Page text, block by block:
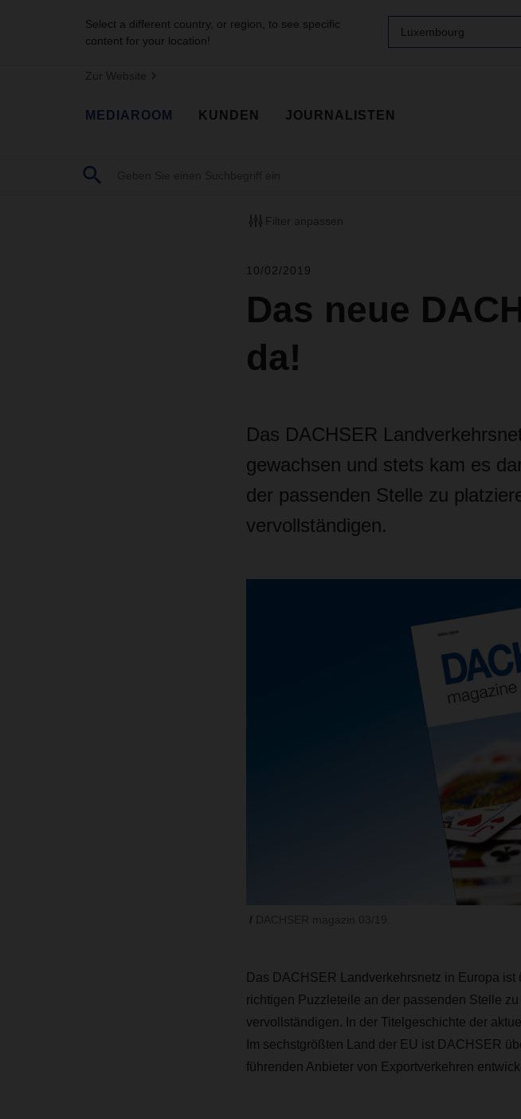
Select a different country, or region, to see specific
content for your location!
Luxembourg
Zur Website
MEDIAROOM KUNDEN JOURNALISTEN
Filter anpassen
10/02/2019
Das neue
da!
Das DACHSER
gewachsen und stets kam es
der passenden Stelle zu
vervollständigen.
Das DACHSER Landverkehrsnetz in Europa
richtigen Puzzleteile an der passenden Stelle
vervollständigen. In der Titelgeschichte der
Im sechstgrößten Land der EU ist DACHSER
führenden Anbieter von Exportverkehren